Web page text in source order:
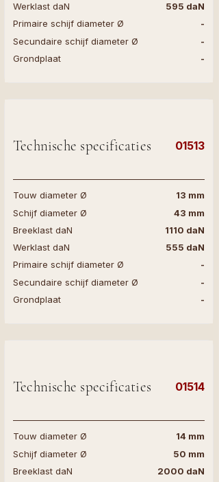
Werklast daN
Primaire schijf diameter Ø
595 daN
-
Secundaire schijf diameter Ø
Grondplaat
-
-
Technische specificaties 01513
Touw diameter Ø
13 mm
Schijf diameter Ø
43 mm
Breeklast daN
Werklast daN
Primaire schijf diameter Ø
1110 daN
555 daN
-
Secundaire schijf diameter Ø
Grondplaat
-
-
Technische specificaties 01514
Touw diameter Ø
14 mm
Schijf diameter Ø
50 mm
Breeklast daN
2000 daN